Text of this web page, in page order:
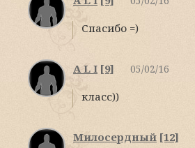
Спасибо =)
A L I [9] 05/02/16
класс))
Милосердный [12]